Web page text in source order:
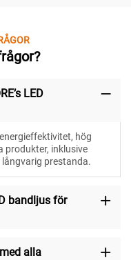
LED
hög
produkter, inklusive
prestanda.
bandljus för
alla